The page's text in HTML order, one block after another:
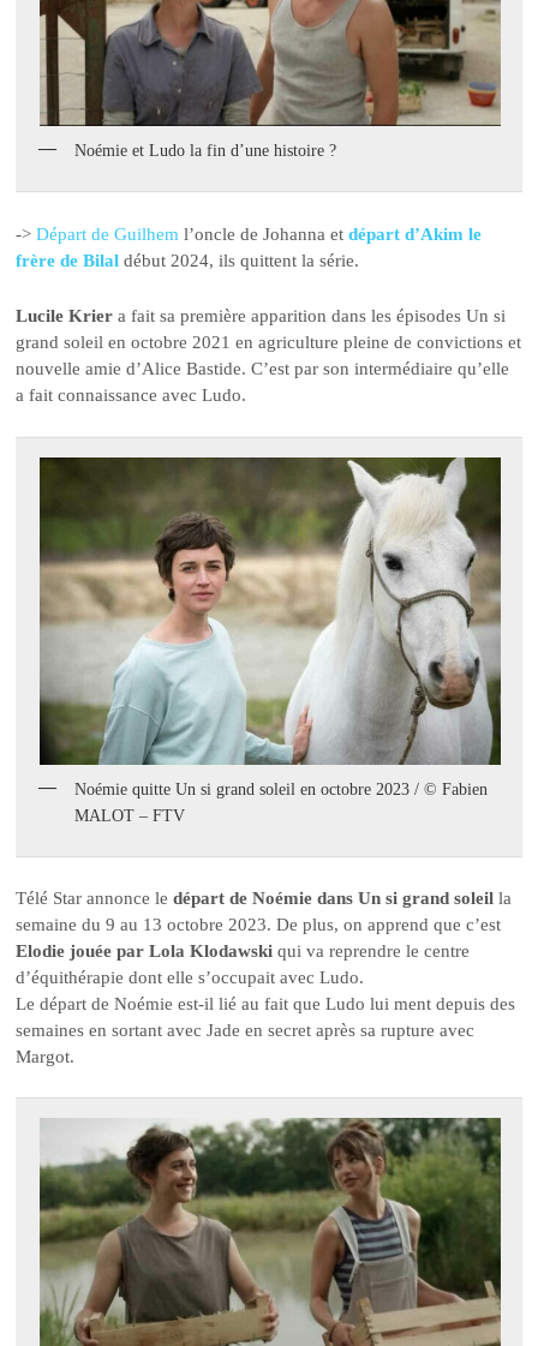
Noémie et Ludo la fin d’une histoire ?
->Départ de Guilheml’oncle de Johanna etdépart d’Akim le
frère de Bilal début 2024, ils quittent la série.
Lucile Krier a fait sa première apparition dans les épisodes Un si
grand soleil en octobre 2021 en agriculture pleine de convictions et
nouvelle amie d’Alice Bastide. C’est par son intermédiaire qu’elle
a fait connaissance avec Ludo.
Noémie quitte Un si grand soleil en octobre 2023 / © Fabien
MALOT – FTV
Télé Star annonce ledépart de Noémie dans Un si grand soleilla
semaine du 9 au 13 octobre 2023. De plus, on apprend que c’est
Elodie jouée par Lola Klodawski qui va reprendre le centre
d’équithérapie dont elle s’occupait avec Ludo.
Le départ de Noémie est-il lié au fait que Ludo lui ment depuis des
semaines en sortant avec Jade en secret après sa rupture avec
Margot.